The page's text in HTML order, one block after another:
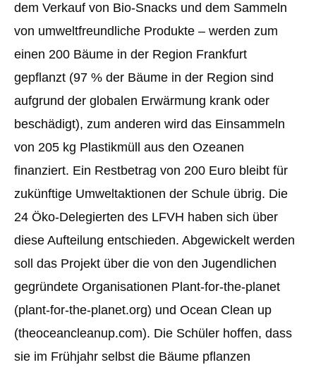
dem Verkauf von Bio-Snacks und dem Sammeln
von umweltfreundliche Produkte – werden zum
einen 200 Bäume in der Region Frankfurt
gepflanzt (97 % der Bäume in der Region sind
aufgrund der globalen Erwärmung krank oder
beschädigt), zum anderen wird das Einsammeln
von 205 kg Plastikmüll aus den Ozeanen
finanziert. Ein Restbetrag von 200 Euro bleibt für
zukünftige Umweltaktionen der Schule übrig. Die
24 Öko-Delegierten des LFVH haben sich über
diese Aufteilung entschieden. Abgewickelt werden
soll das Projekt über die von den Jugendlichen
gegründete Organisationen Plant-for-the-planet
(plant-for-the-planet.org) und Ocean Clean up
(theoceancleanup.com). Die Schüler hoffen, dass
sie im Frühjahr selbst die Bäume pflanzen